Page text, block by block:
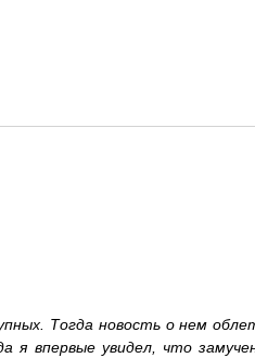
Тогда новость о нем
я впервые увидел, что